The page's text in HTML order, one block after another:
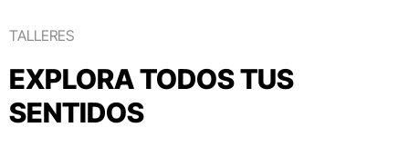
TALLERES
EXPLORA TODOS TUS
SENTIDOS